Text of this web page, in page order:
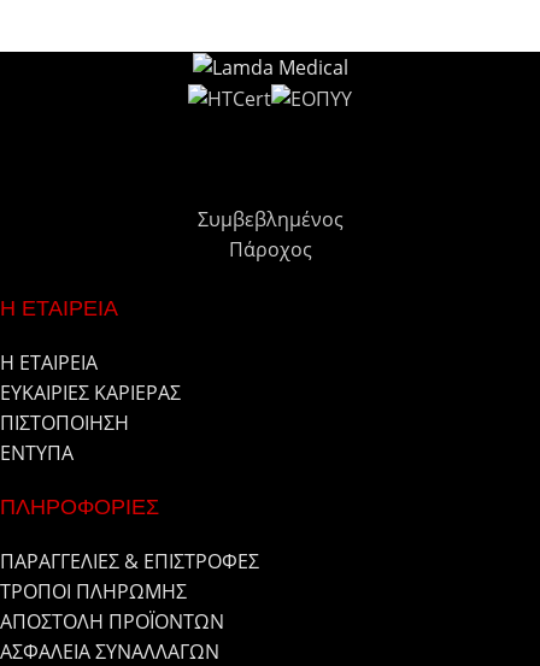
Συμβεβλημένος
Πάροχος
Η ΕΤΑΙΡΕΙΑ
Η ΕΤΑΙΡΕΙΑ
ΕΥΚΑΙΡΙΕΣ ΚΑΡΙΕΡΑΣ
ΠΙΣΤΟΠΟΙΗΣΗ
ΕΝΤΥΠΑ
ΠΛΗΡΟΦΟΡΙΕΣ
ΠΑΡΑΓΓΕΛΙΕΣ & ΕΠΙΣΤΡΟΦΕΣ
ΤΡΟΠΟΙ ΠΛΗΡΩΜΗΣ
ΑΠΟΣΤΟΛΗ ΠΡΟΪΟΝΤΩΝ
ΑΣΦΑΛΕΙΑ ΣΥΝΑΛΛΑΓΩΝ